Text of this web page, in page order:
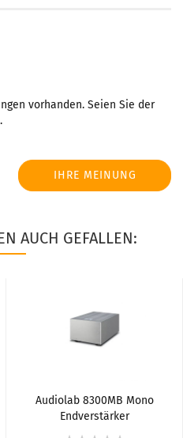
vorhanden. Seien Sie der
IHRE MEINUNG
AUCH GEFALLEN:
Audiolab 8300MB Mono
Endverstärker